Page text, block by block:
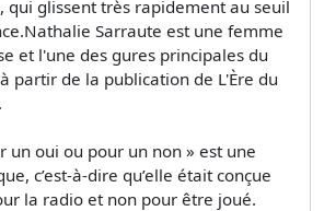
qui glissent très rapidement au seuil
Sarraute est une femme
et l'une des gures principales du
partir de la publication de L'Ère du
un oui ou pour un non » est une
c’est-à-dire qu’elle était conçue
la radio et non pour être joué.